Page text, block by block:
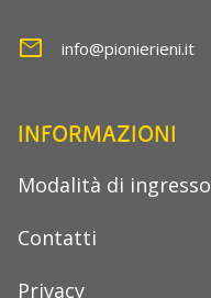
mail info@pionierieni.it
INFORMAZIONI
Modalità di ingresso
Contatti
Privacy